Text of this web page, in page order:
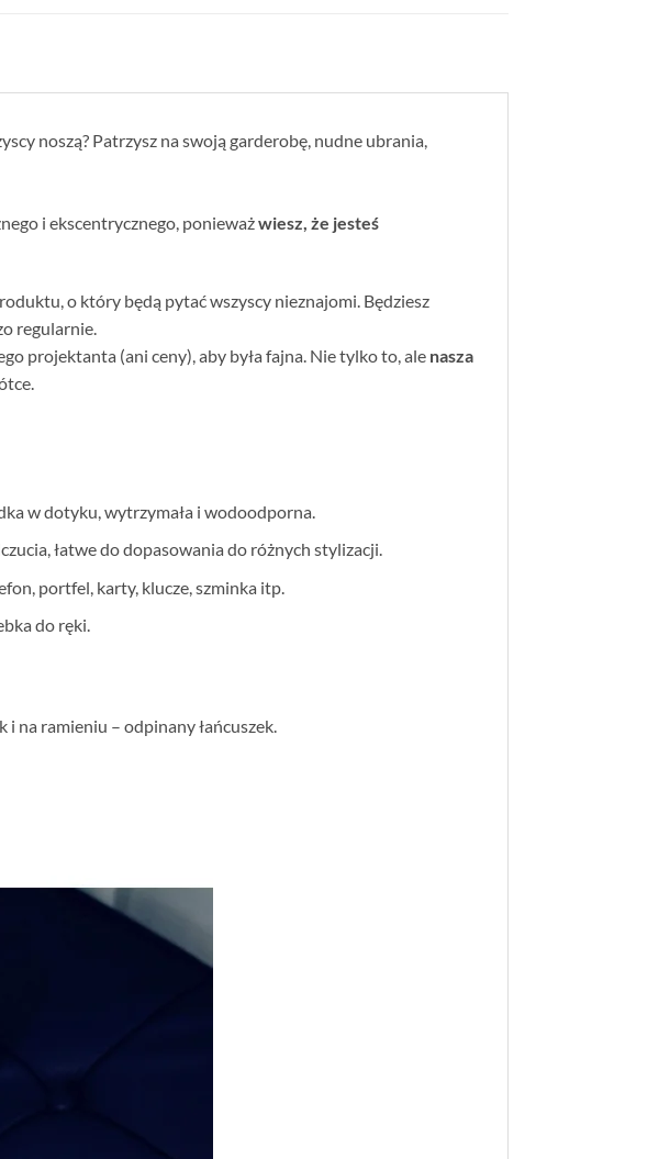
noszą? Patrzysz na swoją garderobę, nudne ubrania,
i ekscentrycznego, ponieważwiesz, że jesteś
o który będą pytać wszyscy nieznajomi. Będziesz
regularnie.
projektanta (ani ceny), aby była fajna. Nie tylko to, ale nasza
w dotyku, wytrzymała i wodoodporna.
łatwe do dopasowania do różnych stylizacji.
portfel, karty, klucze, szminka itp.
do ręki.
na ramieniu – odpinany łańcuszek.